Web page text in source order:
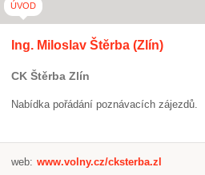
ÚVOD
Ing. Miloslav Štěrba (Zlín)
CK Štěrba Zlín
Nabídka pořádání poznávacích zájezdů.
web: www.volny.cz/cksterba.zl